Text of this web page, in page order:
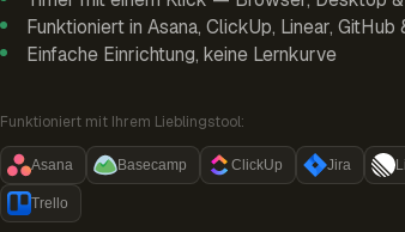
Funktioniert in Asana, ClickUp, Linear, GitHub
Einfache Einrichtung, keine Lernkurve
Funktioniert mit Ihrem Lieblingstool:
Asana Basecamp ClickUp Jira
Trello